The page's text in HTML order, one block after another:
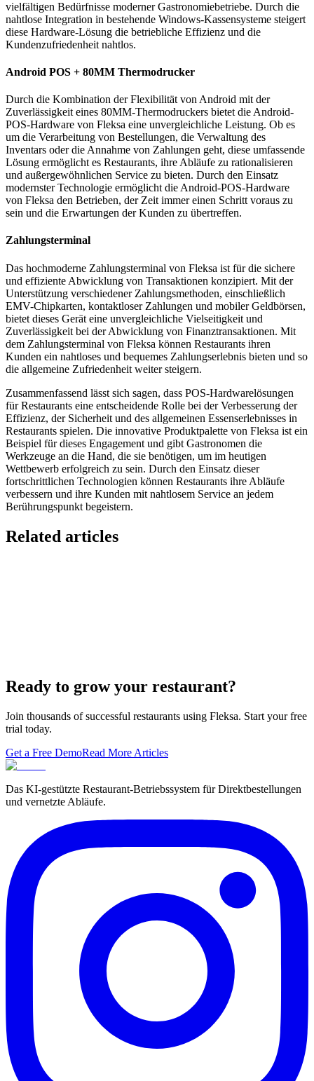
vielfältigen Bedürfnisse moderner Gastronomiebetriebe. Durch die
nahtlose Integration in bestehende Windows-Kassensysteme steigert
diese Hardware-Lösung die betriebliche Effizienz und die
Kundenzufriedenheit nahtlos.
Android POS + 80MM Thermodrucker
Durch die Kombination der Flexibilität von Android mit der
Zuverlässigkeit eines 80MM-Thermodruckers bietet die Android-
POS-Hardware von Fleksa eine unvergleichliche Leistung. Ob es
um die Verarbeitung von Bestellungen, die Verwaltung des
Inventars oder die Annahme von Zahlungen geht, diese umfassende
Lösung ermöglicht es Restaurants, ihre Abläufe zu rationalisieren
und außergewöhnlichen Service zu bieten. Durch den Einsatz
modernster Technologie ermöglicht die Android-POS-Hardware
von Fleksa den Betrieben, der Zeit immer einen Schritt voraus zu
sein und die Erwartungen der Kunden zu übertreffen.
Zahlungsterminal
Das hochmoderne Zahlungsterminal von Fleksa ist für die sichere
und effiziente Abwicklung von Transaktionen konzipiert. Mit der
Unterstützung verschiedener Zahlungsmethoden, einschließlich
EMV-Chipkarten, kontaktloser Zahlungen und mobiler Geldbörsen,
bietet dieses Gerät eine unvergleichliche Vielseitigkeit und
Zuverlässigkeit bei der Abwicklung von Finanztransaktionen. Mit
dem Zahlungsterminal von Fleksa können Restaurants ihren
Kunden ein nahtloses und bequemes Zahlungserlebnis bieten und so
die allgemeine Zufriedenheit weiter steigern.
Zusammenfassend lässt sich sagen, dass POS-Hardwarelösungen
für Restaurants eine entscheidende Rolle bei der Verbesserung der
Effizienz, der Sicherheit und des allgemeinen Essenserlebnisses in
Restaurants spielen. Die innovative Produktpalette von Fleksa ist ein
Beispiel für dieses Engagement und gibt Gastronomen die
Werkzeuge an die Hand, die sie benötigen, um im heutigen
Wettbewerb erfolgreich zu sein. Durch den Einsatz dieser
fortschrittlichen Technologien können Restaurants ihre Abläufe
verbessern und ihre Kunden mit nahtlosem Service an jedem
Berührungspunkt begeistern.
Related articles
Ready to grow your restaurant?
Join thousands of successful restaurants using Fleksa. Start your free
trial today.
Get a Free DemoRead More Articles
Das KI-gestützte Restaurant-Betriebssystem für Direktbestellungen
und vernetzte Abläufe.